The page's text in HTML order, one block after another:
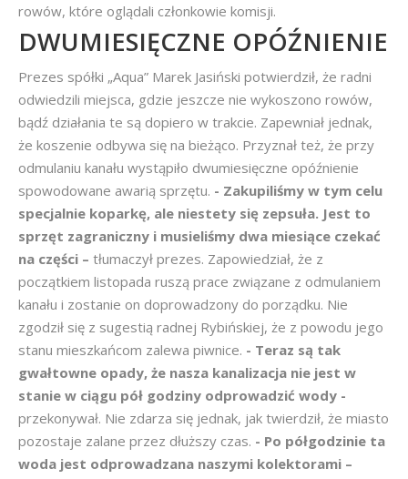
rowów, które oglądali członkowie komisji.
DWUMIESIĘCZNE OPÓŹNIENIE
Prezes spółki „Aqua” Marek Jasiński potwierdził, że radni
odwiedzili miejsca, gdzie jeszcze nie wykoszono rowów,
bądź działania te są dopiero w trakcie. Zapewniał jednak,
że koszenie odbywa się na bieżąco. Przyznał też, że przy
odmulaniu kanału wystąpiło dwumiesięczne opóźnienie
spowodowane awarią sprzętu. - Zakupiliśmy w tym celu
specjalnie koparkę, ale niestety się zepsuła. Jest to
sprzęt zagraniczny i musieliśmy dwa miesiące czekać
na części – tłumaczył prezes. Zapowiedział, że z
początkiem listopada ruszą prace związane z odmulaniem
kanału i zostanie on doprowadzony do porządku. Nie
zgodził się z sugestią radnej Rybińskiej, że z powodu jego
stanu mieszkańcom zalewa piwnice. - Teraz są tak
gwałtowne opady, że nasza kanalizacja nie jest w
stanie w ciągu pół godziny odprowadzić wody -
przekonywał. Nie zdarza się jednak, jak twierdził, że miasto
pozostaje zalane przez dłuższy czas. - Po półgodzinie ta
woda jest odprowadzana naszymi kolektorami –